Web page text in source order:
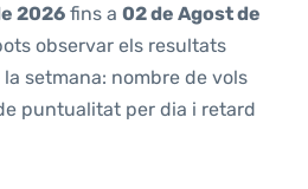
2026 fins a 02 de Agost de
observar els resultats
setmana: nombre de vols
puntualitat per dia i retard